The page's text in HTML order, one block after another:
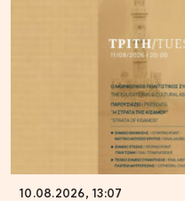
10.08.2026, 13:07